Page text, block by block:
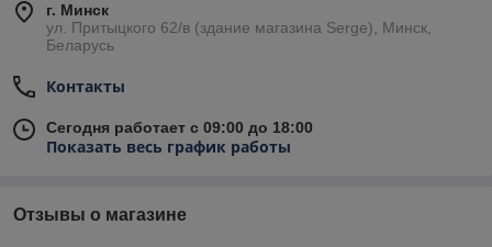
г. Минск
ул. Притыцкого 62/в (здание магазина Serge), Минск,
Беларусь
Контакты
Сегодня работает с 09:00 до 18:00
Показать весь график работы
Отзывы о магазине